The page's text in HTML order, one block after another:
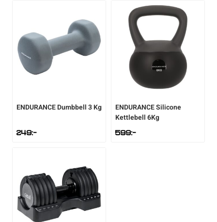
ENDURANCEDumbbell 3 Kg
249:-
ENDURANCESilicone
Kettlebell 6Kg
599:-